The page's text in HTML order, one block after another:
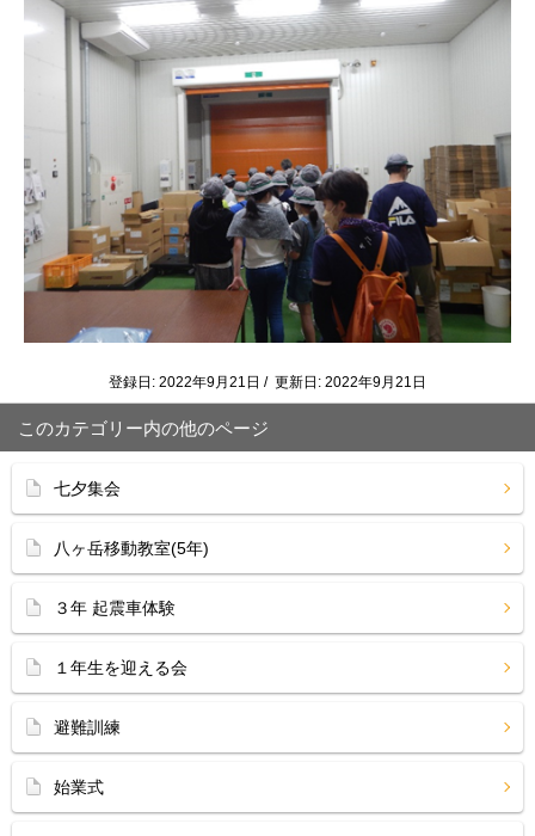
登録日: 2022年9月21日 / 更新日: 2022年9月21日
このカテゴリー内の他のページ
七夕集会
八ヶ岳移動教室(5年)
３年 起震車体験
１年生を迎える会
避難訓練
始業式